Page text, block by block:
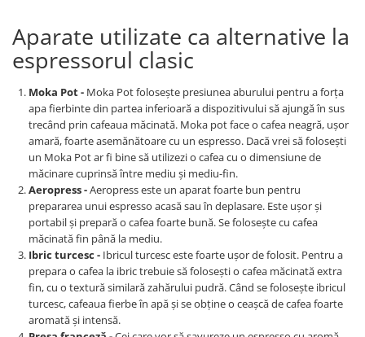
Aparate utilizate ca alternative la
espressorul clasic
Moka Pot - Moka Pot folosește presiunea aburului pentru a forța
apa fierbinte din partea inferioară a dispozitivului să ajungă în sus
trecând prin cafeaua măcinată. Moka pot face o cafea neagră, ușor
amară, foarte asemănătoare cu un espresso. Dacă vrei să folosești
un Moka Pot ar fi bine să utilizezi o cafea cu o dimensiune de
măcinare cuprinsă între mediu și mediu-fin.
Aeropress -Aeropress este un aparat foarte bun pentru
prepararea unui espresso acasă sau în deplasare. Este ușor și
portabil și prepară o cafea foarte bună. Se folosește cu cafea
măcinată fin până la mediu.
Ibric turcesc - Ibricul turcesc este foarte ușor de folosit. Pentru a
prepara o cafea la ibric trebuie să folosești o cafea măcinată extra
fin, cu o textură similară zahărului pudră. Când se folosește ibricul
turcesc, cafeaua fierbe în apă și se obține o ceașcă de cafea foarte
aromată și intensă.